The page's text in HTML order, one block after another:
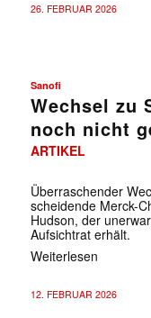
26. FEBRUAR 2026
Sanofi
Wechsel zu
noch nicht
ARTIKEL
Überraschender
scheidende Merck-
Hudson, der
Aufsichtrat erhält.
Weiterlesen
12. FEBRUAR 2026